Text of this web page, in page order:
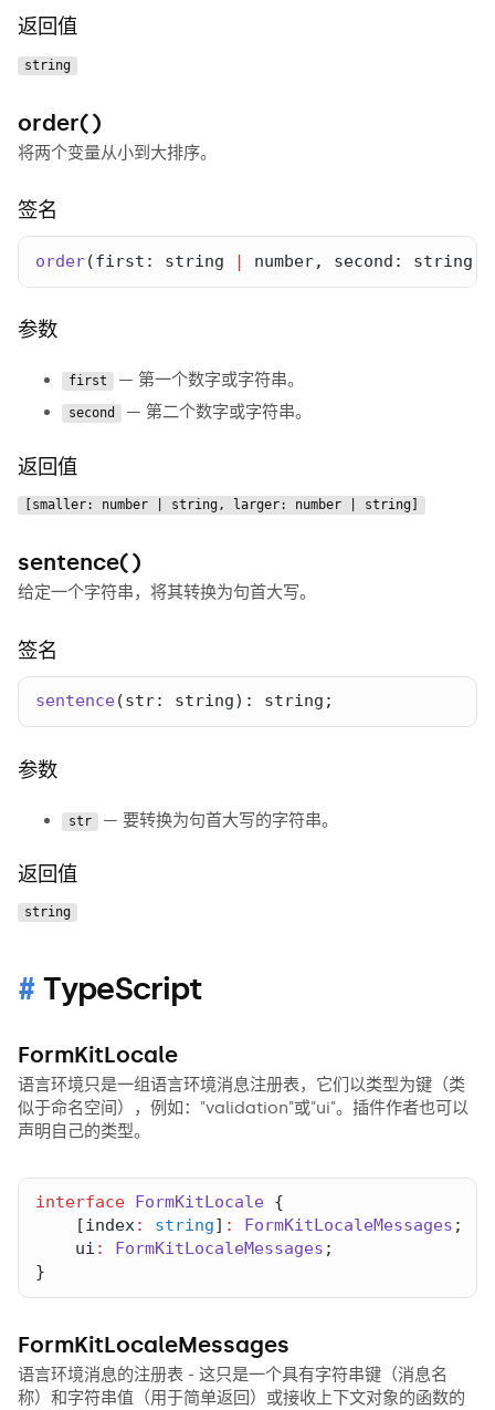
返回值
string
order()
将两个变量从小到大排序。
签名
order(first : string | number, second : string
参数
first — 第一个数字或字符串。
second — 第二个数字或字符串。
返回值
[smaller: number | string, larger: number | string]
sentence()
给定一个字符串，将其转换为句首大写。
签名
sentence(str: string): string ;
参数
str — 要转换为句首大写的字符串。
返回值
string
TypeScript
FormKitLocale
语言环境只是一组语言环境消息注册表，它们以类型为键（类
似于命名空间），例如："validation"或"ui"。插件作者也可以
声明自己的类型。
interface FormKitLocale
    [
index: string] : FormKitLocaleMessages
ui : FormKitLocaleMessages
}
FormKitLocaleMessages
语言环境消息的注册表 - 这只是一个具有字符串键（消息名
称）和字符串值（用于简单返回）或接收上下文对象的函数的